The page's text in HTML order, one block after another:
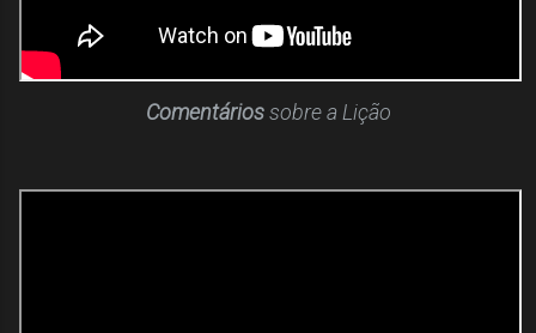
Comentáriossobre a Lição